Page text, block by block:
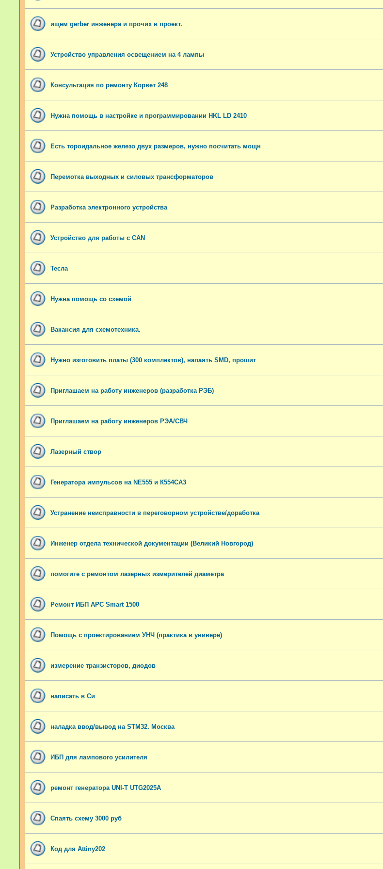
ищем gerber инженера и прочих в проект.
Устройство управления освещением на 4 лампы
Консультация по ремонту Корвет 248
Нужна помощь в настройке и программировании HKL LD 2410
Есть тороидальное железо двух размеров, нужно посчитать мощн
Перемотка выходных и силовых трансформаторов
Разработка электронного устройства
Устройство для работы с CAN
Тесла
Нужна помощь со схемой
Вакансия для схемотехника.
Нужно изготовить платы (300 комплектов), напаять SMD, прошит
Приглашаем на работу инженеров (разработка РЭБ)
Приглашаем на работу инженеров РЭА/СВЧ
Лазерный створ
Генератора импульсов на NE555 и К554СА3
Устранение неисправности в переговорном устройстве/доработка
Инженер отдела технической документации (Великий Новгород)
помогите с ремонтом лазерных измерителей диаметра
Ремонт ИБП APC Smart 1500
Помощь с проектированием УНЧ (практика в универе)
измерение транзисторов, диодов
написать в Си
наладка ввод/вывод на STM32. Москва
ИБП для лампового усилителя
ремонт генератора UNI-T UTG2025A
Спаять схему 3000 руб
Код для Attiny202